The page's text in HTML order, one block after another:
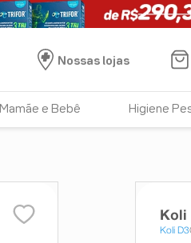
Nossas lojas
Mamãe e Bebê Higiene
Koli
Koli D3